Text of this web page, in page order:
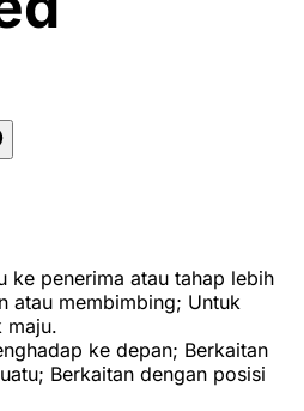
ke penerima atau tahap lebih
atau membimbing; Untuk
maju.
ke depan; Berkaitan
Berkaitan dengan posisi